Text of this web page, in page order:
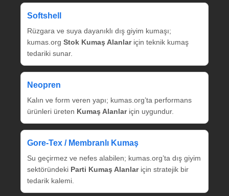
Softshell
Rüzgara ve suya dayanıklı dış giyim kumaşı;
kumas.org Stok Kumaş Alanlariçin teknik kumaş
tedariki sunar.
Neopren
Kalın ve form veren yapı; kumas.org’ta performans
ürünleri üreten Kumaş Alanlariçin uygundur.
Gore‑Tex / Membranlı Kumaş
Su geçirmez ve nefes alabilen; kumas.org’ta dış giyim
sektöründeki Parti Kumaş Alanlariçin stratejik bir
tedarik kalemi.